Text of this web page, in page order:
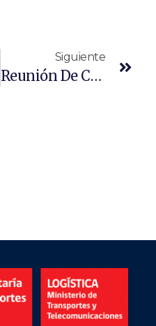
Siguiente
Reunión De Comisión Interamericana De Puertos OEA